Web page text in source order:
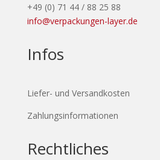
+49 (0) 71 44 / 88 25 88
info@verpackungen-layer.de
Infos
Liefer- und Versandkosten
Zahlungsinformationen
Rechtliches